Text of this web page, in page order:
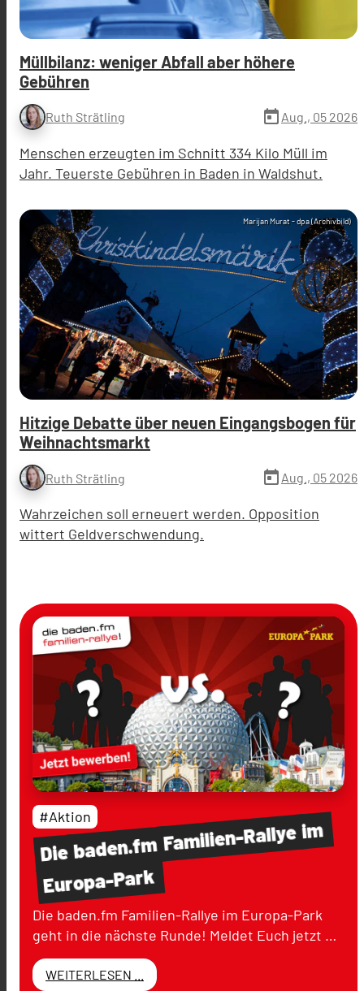
Müllbilanz: weniger Abfall aber höhere
Gebühren
Ruth Strätling today Aug., 05 2026
Menschen erzeugten im Schnitt 334 Kilo Müll im
Jahr. Teuerste Gebühren in Baden in Waldshut.
Marijan Murat - dpa (Archivbild)
Hitzige Debatte über neuen Eingangsbogen für
Weihnachtsmarkt
Ruth Strätling today Aug., 05 2026
Wahrzeichen soll erneuert werden. Opposition
wittert Geldverschwendung.
Diebaden.fmFamilien-Rallyeim
Europa-Park
#Aktion
Die baden.fm Familien-Rallye im Europa-Park
geht in die nächste Runde! Meldet Euch jetzt …
WEITERLESEN ...